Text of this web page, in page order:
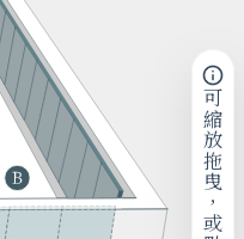
可縮放拖曳，或點擊